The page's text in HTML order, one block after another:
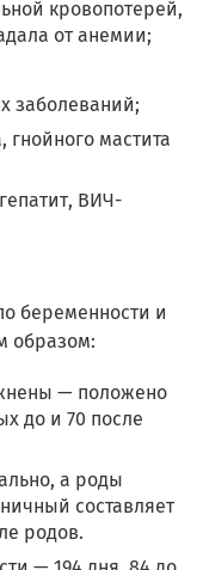
кровопотерей,
от анемии;
заболеваний;
гнойного мастита
ВИЧ-
беременности и
образом:
— положено
до и 70 после
а роды
составляет
родов.